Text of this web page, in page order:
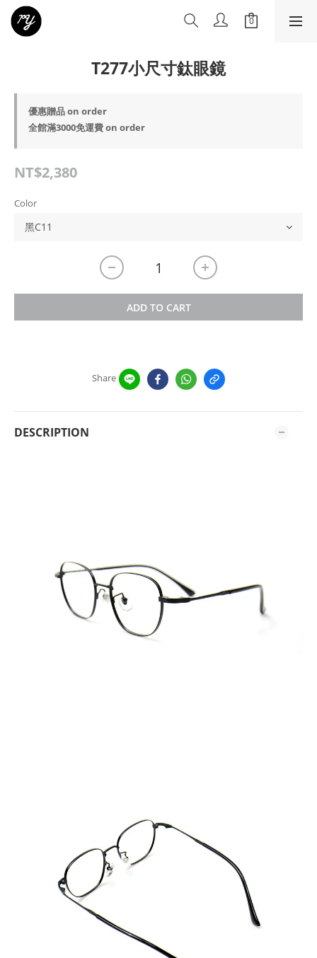
T277小尺寸鈦眼鏡
優惠贈品 on order
全館滿3000免運費 on order
NT$2,380
Color
ADD TO CART
Share
DESCRIPTION